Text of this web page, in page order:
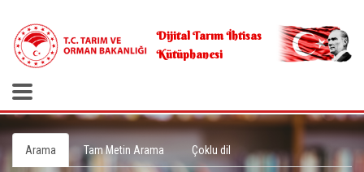
Dijital Tarım İhtisas
Kütüphanesi
Arama Tam Metin Arama Çoklu dil